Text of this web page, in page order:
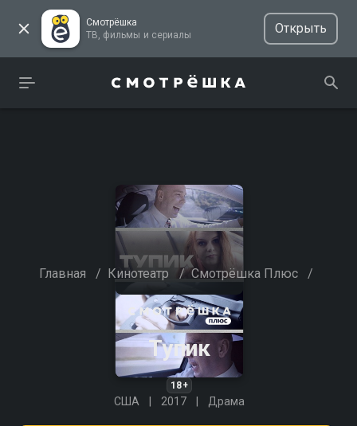
Смотрёшка
ТВ, фильмы и сериалы
Открыть
Главная / Кинотеатр / Смотрёшка Плюс /
Тупик
18+
США 2017 Драма